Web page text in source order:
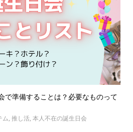
で準備することは？必要なものって
ム, 推し活, 本人不在の誕生日会